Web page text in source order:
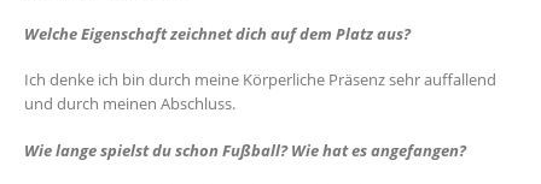
Welche Eigenschaft zeichnet dich auf dem Platz aus?
Ich denke ich bin durch meine Körperliche Präsenz sehr auffallend
und durch meinen Abschluss.
Wie lange spielst du schon Fußball? Wie hat es angefangen?